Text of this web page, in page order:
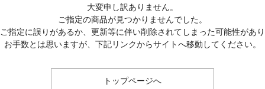
大変申し訳ありません。
ご指定の商品が見つかりませんでした。
指定に誤りがあるか、更新等に伴い削除されてしまった可能性があ
お手数とは思いますが、下記リンクからサイトへ移動してください。
トップページへ